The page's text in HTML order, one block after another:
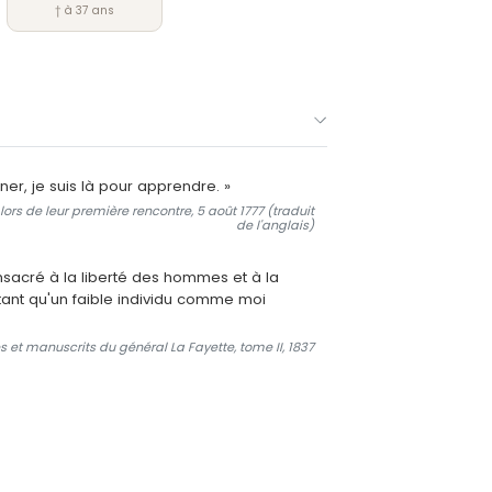
† à 37 ans
je suis là pour apprendre. »
de leur première rencontre, 5 août 1777 (traduit
de l'anglais)
à la liberté des hommes et à la
qu'un faible individu comme moi
manuscrits du général La Fayette, tome II, 1837